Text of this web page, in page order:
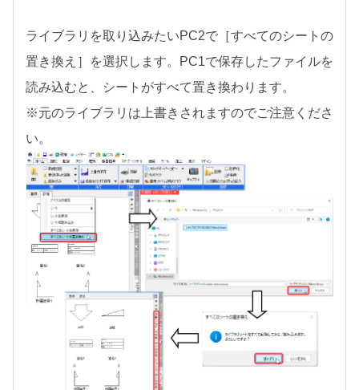
ライブラリを取り込みたいPC2で［すべてのシートの
置き換え］を選択します。PC1で保存したファイルを
読み込むと、シートがすべて置き換わります。
※元のライブラリは上書きされますのでご注意くださ
い。